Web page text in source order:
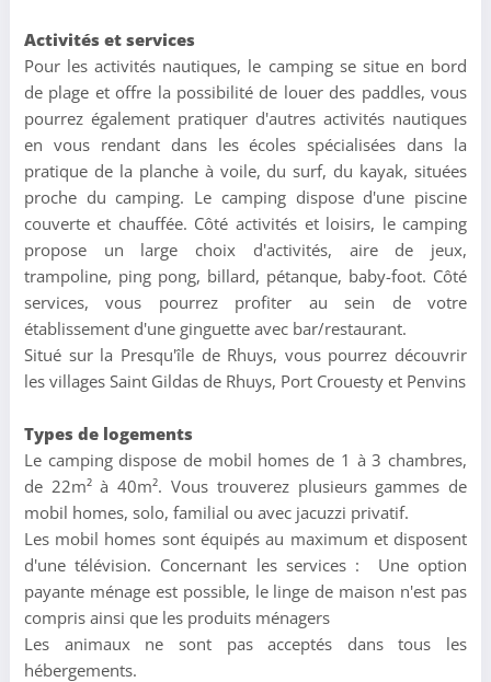
Activités et services
Pour les activités nautiques, le camping se situe en bord
de plage et offre la possibilité de louer des paddles, vous
pourrez également pratiquer d'autres activités nautiques
en vous rendant dans les écoles spécialisées dans la
pratique de la planche à voile, du surf, du kayak, situées
proche du camping. Le camping dispose d'une piscine
couverte et chauffée. Côté activités et loisirs, le camping
propose un large choix d'activités, aire de jeux,
trampoline, ping pong, billard, pétanque, baby-foot. Côté
services, vous pourrez profiter au sein de votre
établissement d'une ginguette avec bar/restaurant.
Situé sur la Presqu'île de Rhuys, vous pourrez découvrir
les villages Saint Gildas de Rhuys, Port Crouesty et Penvins
Types de logements
Le camping dispose de mobil homes de 1 à 3 chambres,
de 22m² à 40m². Vous trouverez plusieurs gammes de
mobil homes, solo, familial ou avec jacuzzi privatif.
Les mobil homes sont équipés au maximum et disposent
d'une télévision. Concernant les services : Une option
payante ménage est possible, le linge de maison n'est pas
compris ainsi que les produits ménagers
Les animaux ne sont pas acceptés dans tous les
hébergements.